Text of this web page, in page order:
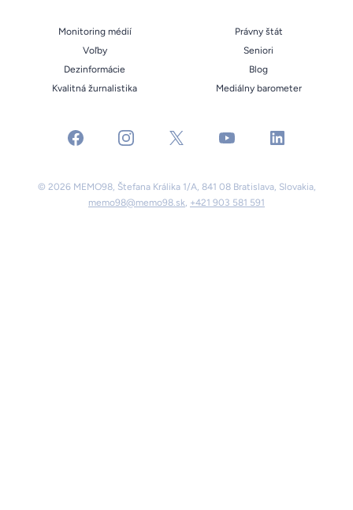
Monitoring médií
Voľby
Dezinformácie
Kvalitná žurnalistika
Právny štát
Seniori
Blog
Mediálny barometer
facebook instagramx youtube linkedin
© 2026 MEMO98, Štefana Králika 1/A, 841 08 Bratislava, Slovakia,
memo98@memo98.sk, +421 903 581 591